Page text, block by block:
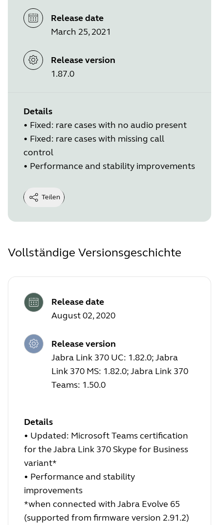
Release date
March 25, 2021
Release version
1.87.0
Details
• Fixed: rare cases with no audio present
• Fixed: rare cases with missing call
control
• Performance and stability improvements
Teilen
Vollständige Versionsgeschichte
Release date
August 02, 2020
Release version
Jabra Link 370 UC: 1.82.0; Jabra
Link 370 MS: 1.82.0; Jabra Link 370
Teams: 1.50.0
Details
• Updated: Microsoft Teams certification
for the Jabra Link 370 Skype for Business
variant*
• Performance and stability
improvements
*when connected with Jabra Evolve 65
(supported from firmware version 2.91.2)